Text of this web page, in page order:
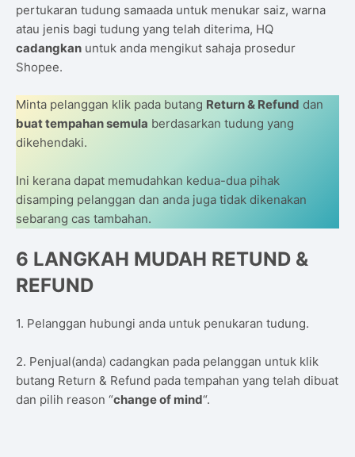
pertukaran tudung samaada untuk menukar saiz, warna
atau jenis bagi tudung yang telah diterima, HQ
cadangkan untuk anda mengikut sahaja prosedur
Shopee.
Minta pelanggan klik pada butang Return & Refund dan
buat tempahan semula berdasarkan tudung yang
dikehendaki.
Ini kerana dapat memudahkan kedua-dua pihak
disamping pelanggan dan anda juga tidak dikenakan
sebarang cas tambahan.
6 LANGKAH MUDAH RETUND &
REFUND
1. Pelanggan hubungi anda untuk penukaran tudung.
2. Penjual(anda) cadangkan pada pelanggan untuk klik
butang Return & Refund pada tempahan yang telah dibuat
dan pilih reason “change of mind“.